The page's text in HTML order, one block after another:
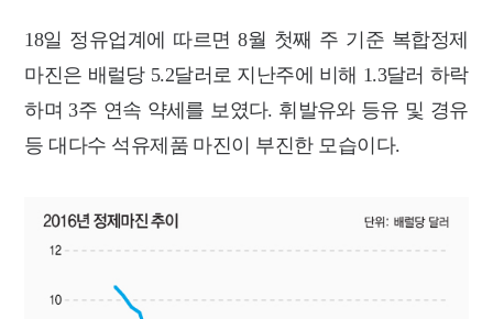
18일 정유업계에 따르면 8월 첫째 주 기준 복합정제
마진은 배럴당 5.2달러로 지난주에 비해 1.3달러 하락
하며 3주 연속 약세를 보였다. 휘발유와 등유 및 경유
등 대다수 석유제품 마진이 부진한 모습이다.